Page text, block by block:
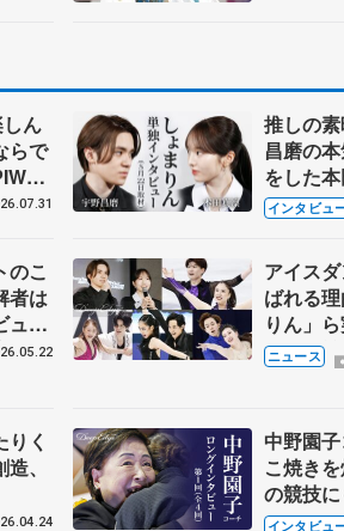
ん
らで
前
推しの
昌磨の
をした
インタビュ
のこ
者は
ュー
人、
アイス
ばれる
りん」
国内の競
ニュース
く
、
中野園
こ焼き
の競技
織の筋肉
インタビュ